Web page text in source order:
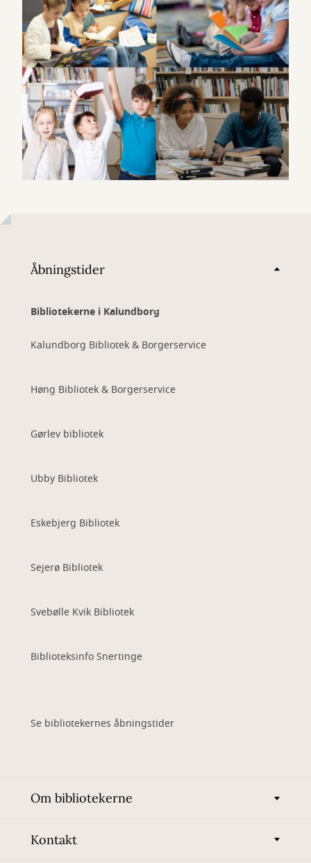
Åbningstider
Bibliotekerne i Kalundborg
Kalundborg Bibliotek & Borgerservice
Høng Bibliotek & Borgerservice
Gørlev bibliotek
Ubby Bibliotek
Eskebjerg Bibliotek
Sejerø Bibliotek
Svebølle Kvik Bibliotek
Biblioteksinfo Snertinge
Se bibliotekernes åbningstider
Om bibliotekerne
Kontakt